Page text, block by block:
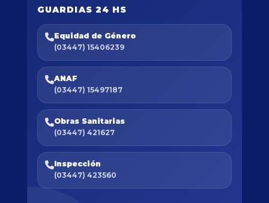
GUARDIAS 24 HS
Equidad de Género
(03447) 15406239
ANAF
(03447) 15497187
Obras Sanitarias
(03447) 421627
Inspección
(03447) 423560